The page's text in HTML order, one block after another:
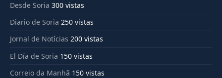
Desde Soria 300 vistas
Diario de Soria 250 vistas
Jornal de Notícias 200 vistas
El Día de Soria 150 vistas
Correio da Manhã 150 vistas